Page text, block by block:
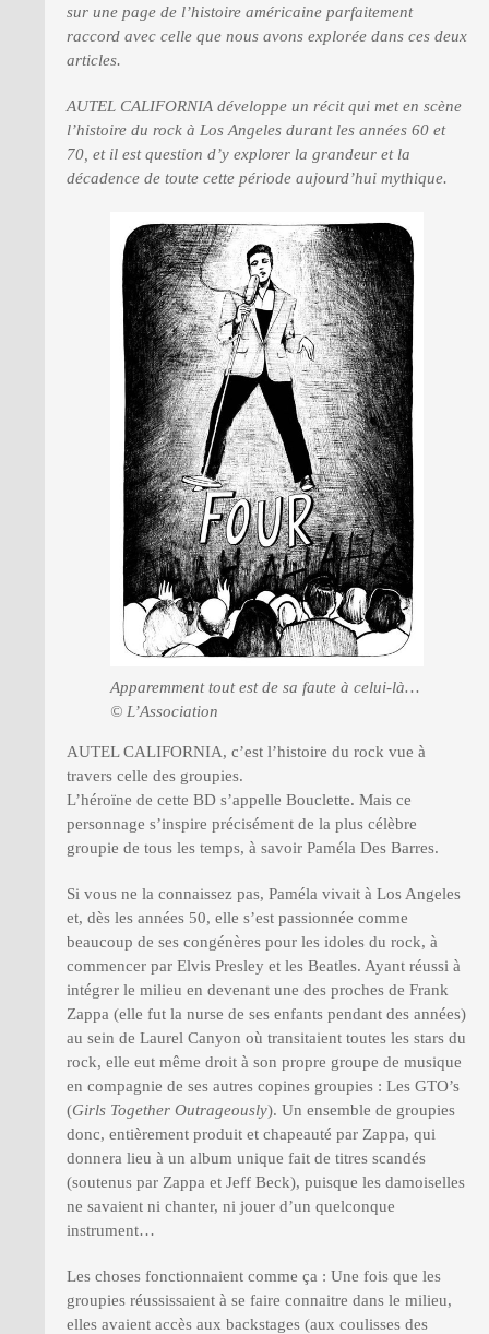
sur une page de l’histoire américaine parfaitement
raccord avec celle que nous avons explorée dans ces deux
articles.
AUTEL CALIFORNIA développe un récit qui met en scène
l’histoire du rock à Los Angeles durant les années 60 et
70, et il est question d’y explorer la grandeur et la
décadence de toute cette période aujourd’hui mythique.
Apparemment tout est de sa faute à celui-là…
© L’Association
AUTEL CALIFORNIA, c’est l’histoire du rock vue à
travers celle des groupies.
L’héroïne de cette BD s’appelle Bouclette. Mais ce
personnage s’inspire précisément de la plus célèbre
groupie de tous les temps, à savoir Paméla Des Barres.
Si vous ne la connaissez pas, Paméla vivait à Los Angeles
et, dès les années 50, elle s’est passionnée comme
beaucoup de ses congénères pour les idoles du rock, à
commencer par Elvis Presley et les Beatles. Ayant réussi à
intégrer le milieu en devenant une des proches de Frank
Zappa (elle fut la nurse de ses enfants pendant des années)
au sein de Laurel Canyon où transitaient toutes les stars du
rock, elle eut même droit à son propre groupe de musique
en compagnie de ses autres copines groupies : Les GTO’s
(Girls Together Outrageously). Un ensemble de groupies
donc, entièrement produit et chapeauté par Zappa, qui
donnera lieu à un album unique fait de titres scandés
(soutenus par Zappa et Jeff Beck), puisque les damoiselles
ne savaient ni chanter, ni jouer d’un quelconque
instrument…
Les choses fonctionnaient comme ça : Une fois que les
groupies réussissaient à se faire connaitre dans le milieu,
elles avaient accès aux backstages (aux coulisses des